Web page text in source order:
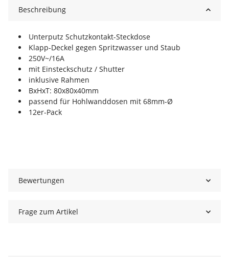
Beschreibung
Unterputz Schutzkontakt-Steckdose
Klapp-Deckel gegen Spritzwasser und Staub
250V~/16A
mit Einsteckschutz / Shutter
inklusive Rahmen
BxHxT: 80x80x40mm
passend für Hohlwanddosen mit 68mm-Ø
12er-Pack
Bewertungen
Frage zum Artikel